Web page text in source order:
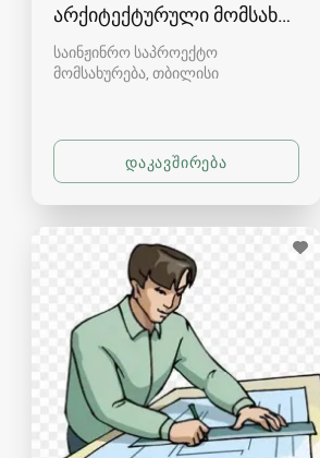
არქიტექტურული მომსახურება
საინჟინრო საპროექტო
მომსახურება თბილისი